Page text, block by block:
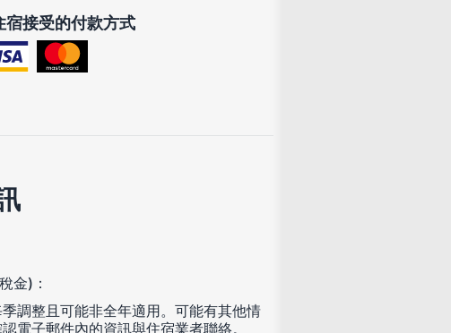
宿接受的付款方式
金)：
調整且可能非全年適用。可能有其他情
電子郵件內的資訊與住宿業者聯絡。